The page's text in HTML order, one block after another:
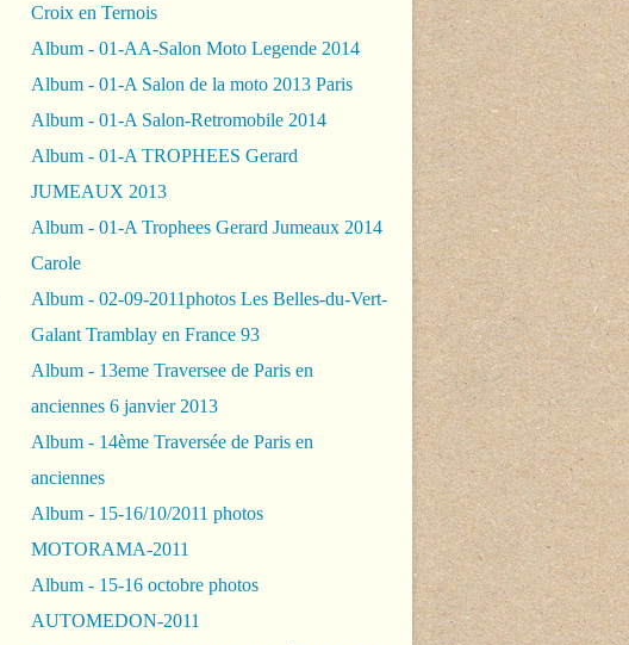
Croix en Ternois
Album - 01-AA-Salon Moto Legende 2014
Album - 01-A Salon de la moto 2013 Paris
Album - 01-A Salon-Retromobile 2014
Album - 01-A TROPHEES Gerard
JUMEAUX 2013
Album - 01-A Trophees Gerard Jumeaux 2014
Carole
Album - 02-09-2011photos Les Belles-du-Vert-
Galant Tramblay en France 93
Album - 13eme Traversee de Paris en
anciennes 6 janvier 2013
Album - 14ème Traversée de Paris en
anciennes
Album - 15-16/10/2011 photos
MOTORAMA-2011
Album - 15-16 octobre photos
AUTOMEDON-2011